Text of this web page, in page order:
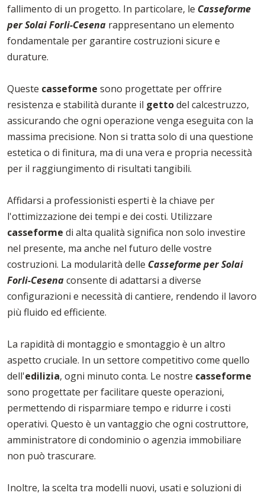
fallimento di un progetto. In particolare, le Casseforme
per Solai Forli-Cesena rappresentano un elemento
fondamentale per garantire costruzioni sicure e
durature.
Queste casseforme sono progettate per offrire
resistenza e stabilità durante il gettodel calcestruzzo,
assicurando che ogni operazione venga eseguita con la
massima precisione. Non si tratta solo di una questione
estetica o di finitura, ma di una vera e propria necessità
per il raggiungimento di risultati tangibili.
Affidarsi a professionisti esperti è la chiave per
l'ottimizzazione dei tempi e dei costi. Utilizzare
casseforme di alta qualità significa non solo investire
nel presente, ma anche nel futuro delle vostre
costruzioni. La modularità delle Casseforme per Solai
Forli-Cesenaconsente di adattarsi a diverse
configurazioni e necessità di cantiere, rendendo il lavoro
più fluido ed efficiente.
La rapidità di montaggio e smontaggio è un altro
aspetto cruciale. In un settore competitivo come quello
dell'edilizia, ogni minuto conta. Le nostre casseforme
sono progettate per facilitare queste operazioni,
permettendo di risparmiare tempo e ridurre i costi
operativi. Questo è un vantaggio che ogni costruttore,
amministratore di condominio o agenzia immobiliare
non può trascurare.
Inoltre, la scelta tra modelli nuovi, usati e soluzioni di